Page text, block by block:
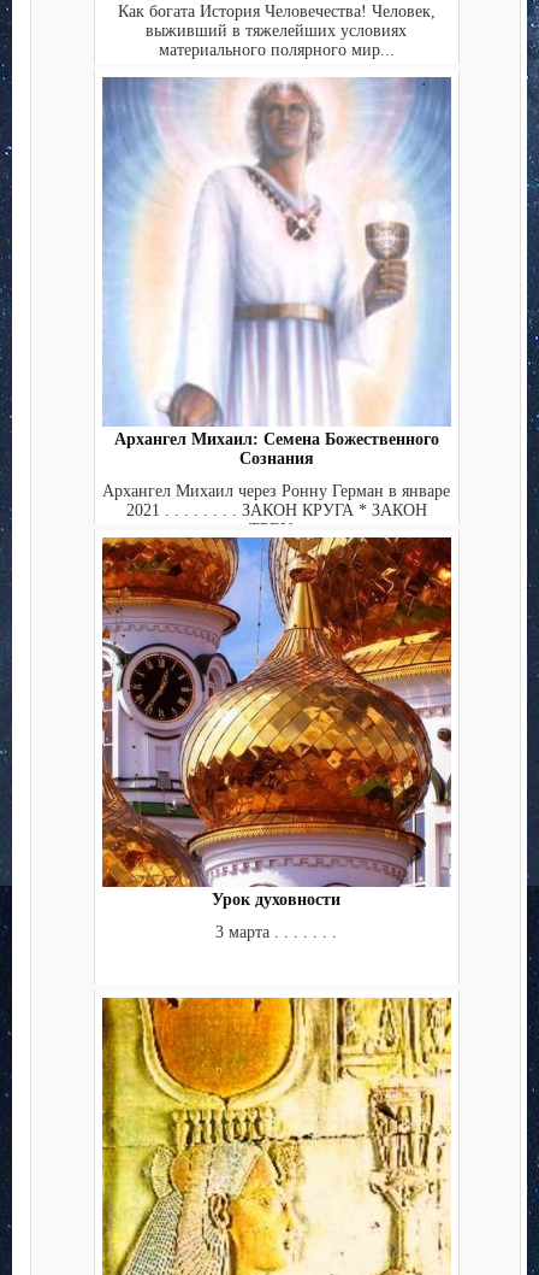
Как богата История Человечества! Человек,
выживший в тяжелейших условиях
материального полярного мир...
Архангел Михаил: Семена Божественного
Сознания
Архангел Михаил через Ронну Герман в январе
2021 . . . . . . . . ЗАКОН КРУГА * ЗАКОН
ТРЕУ...
Урок духовности
3 марта . . . . . . .